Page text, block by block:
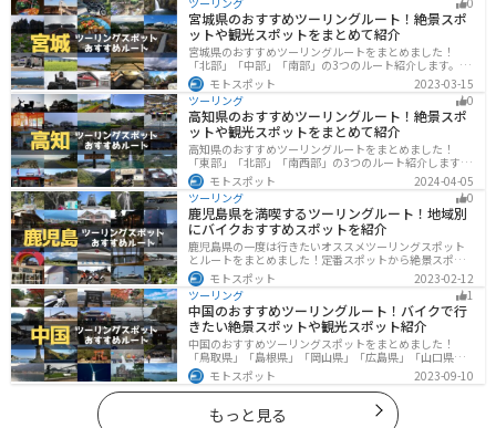
グに行く際は参考にしてください。
宮城県のおすすめツーリングルート！絶景スポ
ットや観光スポットをまとめて紹介
宮城県のおすすめツーリングルートをまとめました！
「北部」「中部」「南部」の3つのルート紹介します。キ
ツネ村や広大な山や滝、湖などを歴史や自然を満喫する
ツーリングができます。バイクで宮城県にツーリングに
行く際は参考にしてください。
モトスポット
2023-03-15
ツーリング
0
高知県のおすすめツーリングルート！絶景スポ
ットや観光スポットをまとめて紹介
高知県のおすすめツーリングルートをまとめました！
「東部」「北部」「南西部」の3つのルート紹介します。
山と海どちらも楽しめるスポットが多数あり、様々な楽
しみ方ができます。バイクで高知県にツーリングに行く
際は参考にしてください。
モトスポット
2024-04-05
ツーリング
0
鹿児島県を満喫するツーリングルート！地域別
にバイクおすすめスポットを紹介
鹿児島県の一度は行きたいオススメツーリングスポット
とルートをまとめました！定番スポットから絶景スポッ
ト、温泉、山、海、グルメなど様々なジャンルで楽しめ
ます。バイクで鹿児島ツーリングに行こうと思っている
人は、参考にしてください。
モトスポット
2023-02-12
ツーリング
1
中国のおすすめツーリングルート！バイクで行
きたい絶景スポットや観光スポット紹介
中国のおすすめツーリングスポットをまとめました！
「鳥取県」「島根県」「岡山県」「広島県」「山口県」
の各県の観光地紹介します。自然豊かな山々や湖、温泉
地が点在し、四季折々の景色を楽しめるスポットが多数
あります。バイクで中国にツーリングに行く際は参考に
してください。
モトスポット 2023-09-10
もっと見る